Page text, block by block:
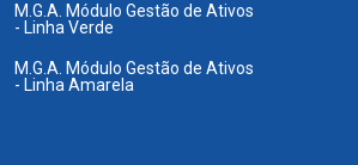
M.G.A. Módulo Gestão de Ativos
- Linha Verde
M.G.A. Módulo Gestão de Ativos
- Linha Amarela